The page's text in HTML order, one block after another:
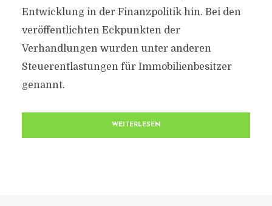
Entwicklung in der Finanzpolitik hin. Bei den
veröffentlichten Eckpunkten der
Verhandlungen wurden unter anderen
Steuerentlastungen für Immobilienbesitzer
genannt.
WEITERLESEN